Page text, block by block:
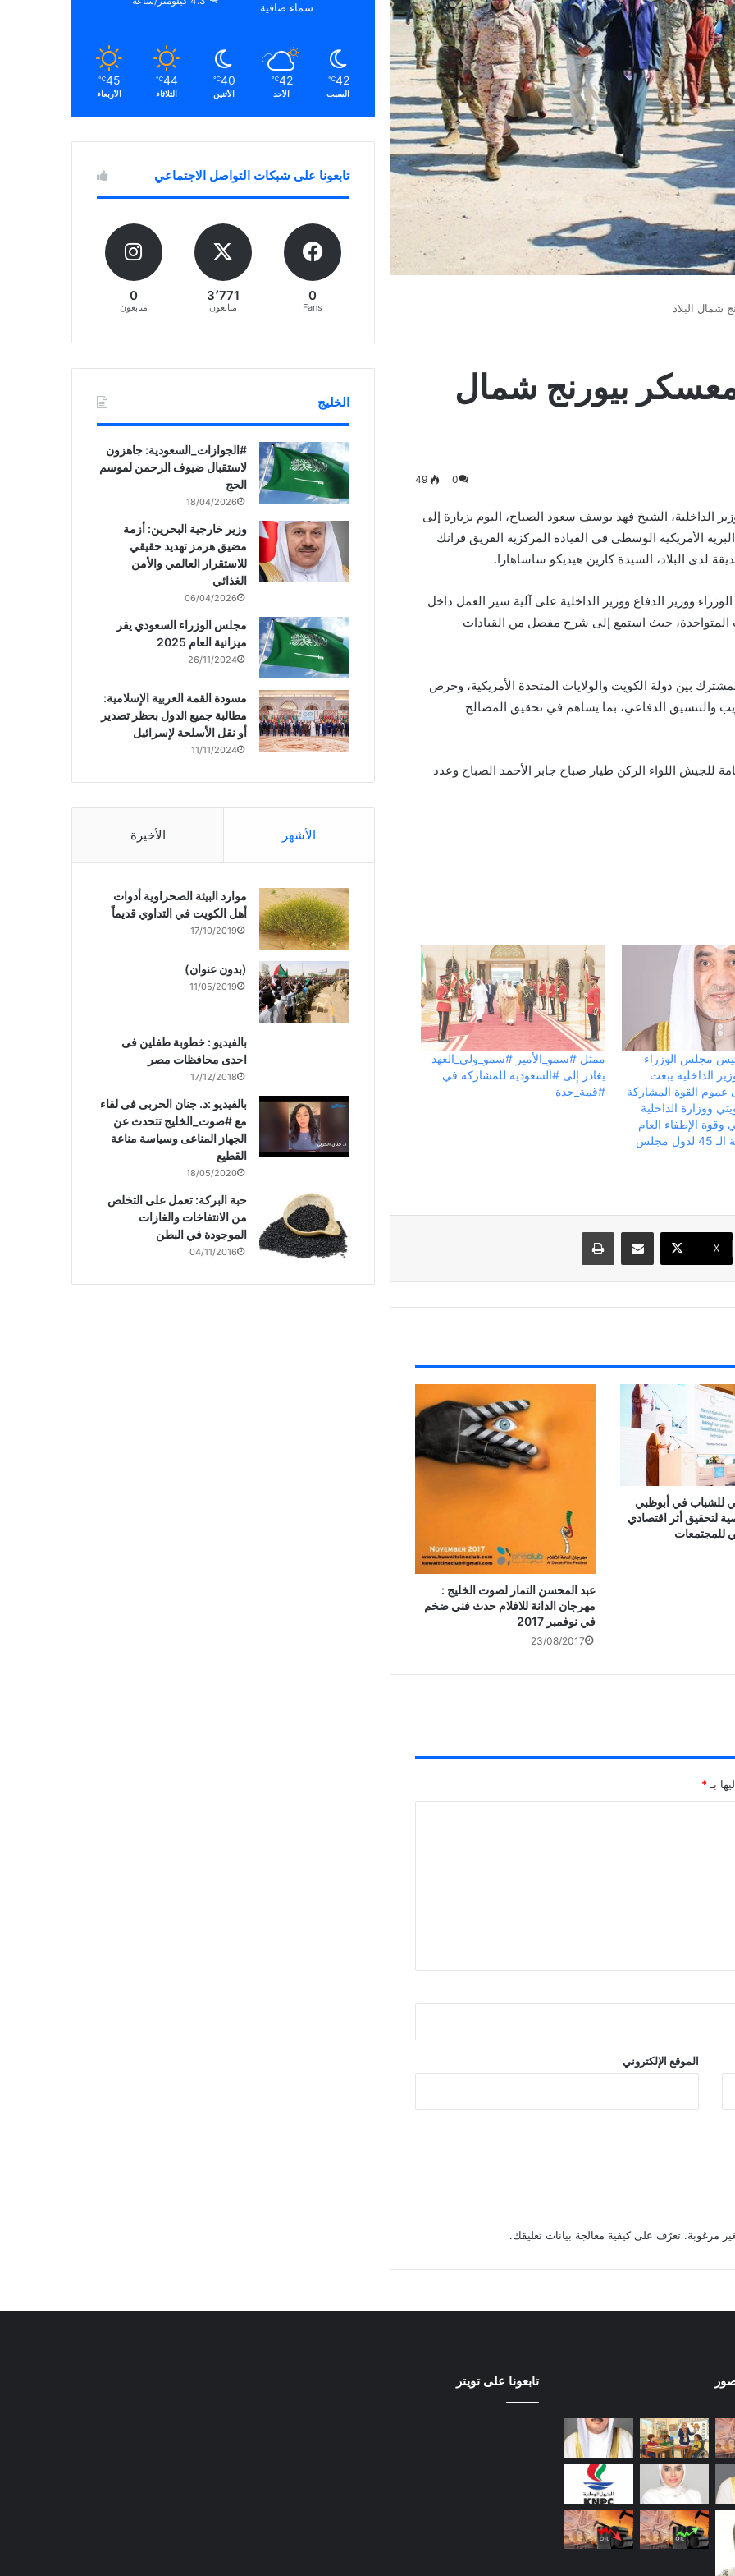
شمال البلاد
معسكر بيورنج شمال
0
49
الداخلية، الشيخ فهد يوسف سعود الصباح، اليوم بزيارة إلى
الأمريكية الوسطى في القيادة المركزية الفريق فرانك
لدى البلاد، السيدة كارين هيديكو ساساهارا.
ووزير الدفاع ووزير الداخلية على آلية سير العمل داخل
المتواجدة، حيث استمع إلى شرح مفصل من القيادات
بين دولة الكويت والولايات المتحدة الأمريكية، وحرص
والتنسيق الدفاعي، بما يساهم في تحقيق المصالح
للجيش اللواء الركن طيار صباح جابر الأحمد الصباح وعدد
مجلس الوزراء
الداخلية يبعث
عموم القوة المشاركة
ووزارة الداخلية
الإطفاء العام
في مؤتمر القمة الـ 45 لدول مجلس
ممثل #سمو_الأمير #سمو_ولي_العهد
يغادر إلى #السعودية للمشاركة في
#قمة_جدة
X
مشاركة عبر البريد طباعة
للشباب في أبوظبي
12 توصية لتحقيق أثر اقتصادي
للمجتمعات
عبد المحسن التمار لصوت الخليج :
مهرجان الدانة للافلام حدث فني ضخم
في نوفمبر 2017
23/08/2017
بـ*
الموقع الإلكتروني
تعرّف على كيفية معالجة بيانات تعليقك.
سماء صافية
42
℃
السبت
42
℃
الأحد
40
℃
الأثنين
44
℃
الثلاثاء
45
℃
الأربعاء
تابعونا على شبكات التواصل الاجتماعي
0
Fans
3٬771
متابعون
0
متابعون
الخليج
‏‎#الجوازات_السعودية: جاهزون
لاستقبال ضيوف الرحمن لموسم
الحج
18/04/2026
وزير خارجية البحرين: أزمة
مضيق هرمز تهديد حقيقي
للاستقرار العالمي والأمن
الغذائي
06/04/2026
مجلس الوزراء السعودي يقر
ميزانية العام 2025
26/11/2024
مسودة القمة العربية الإسلامية:
مطالبة جميع الدول بحظر تصدير
أو نقل الأسلحة لإسرائيل
11/11/2024
الأشهر الأخيرة
موارد البيئة الصحراوية أدوات
أهل الكويت في التداوي قديماً
17/10/2019
(بدون عنوان)
11/05/2019
بالفيديو : خطوبة طفلين فى
احدى محافظات مصر
17/12/2018
بالفيديو :د. جنان الحربى فى لقاء
مع #صوت_الخليج تتحدث عن
الجهاز المناعى وسياسة مناعة
القطيع
18/05/2020
حبة البركة: تعمل على التخلص
من الانتفاخات والغازات
الموجودة في البطن
04/11/2016
تابعونا على تويتر